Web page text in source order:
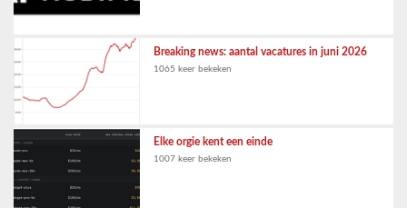
Breaking news: aantal vacatures in juni 2026
1065 keer bekeken
Elke orgie kent een einde
1007 keer bekeken